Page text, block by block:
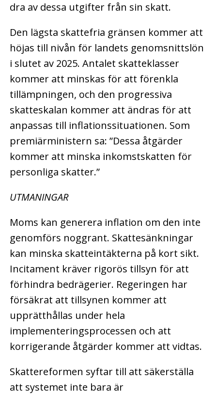
dra av dessa utgifter från sin skatt.
Den lägsta skattefria gränsen kommer att
höjas till nivån för landets genomsnittslön
i slutet av 2025. Antalet skatteklasser
kommer att minskas för att förenkla
tillämpningen, och den progressiva
skatteskalan kommer att ändras för att
anpassas till inflationssituationen. Som
premiärministern sa: ”Dessa åtgärder
kommer att minska inkomstskatten för
personliga skatter.”
UTMANINGAR
Moms kan generera inflation om den inte
genomförs noggrant. Skattesänkningar
kan minska skatteintäkterna på kort sikt.
Incitament kräver rigorös tillsyn för att
förhindra bedrägerier. Regeringen har
försäkrat att tillsynen kommer att
upprätthållas under hela
implementeringsprocessen och att
korrigerande åtgärder kommer att vidtas.
Skattereformen syftar till att säkerställa
att systemet inte bara är